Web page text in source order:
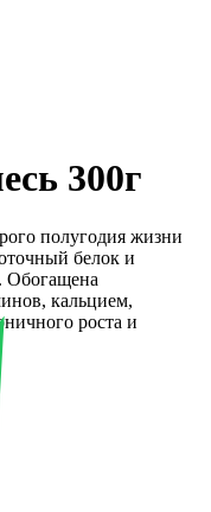
300г
полугодия жизни
белок и
Обогащена
кальцием,
роста и